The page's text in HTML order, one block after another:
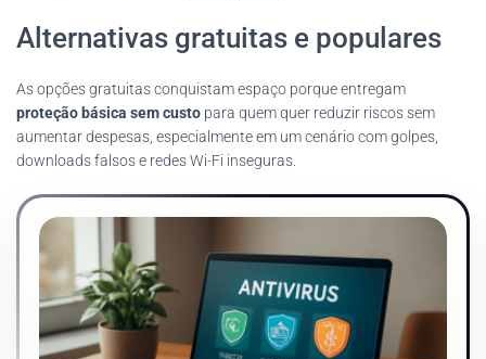
Alternativas gratuitas e populares
As opções gratuitas conquistam espaço porque entregam
proteção básica sem custo para quem quer reduzir riscos sem
aumentar despesas, especialmente em um cenário com golpes,
downloads falsos e redes Wi-Fi inseguras.